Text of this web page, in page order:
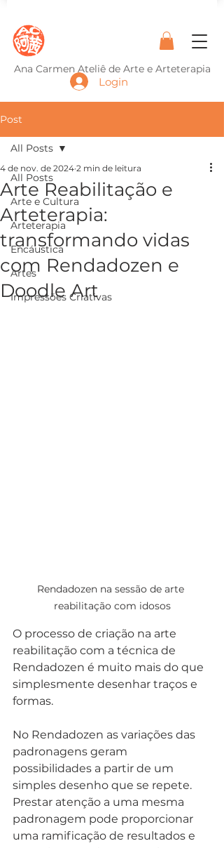
Ana Carmen Ateliê de Arte e Arteterapia
Login
Post
All Posts
Arte e Cultura
Arteterapia
Encáustica
Artes
Impressões Criativas
All Posts
Arte Reabilitação e
Arteterapia:
transformando vidas
com Rendadozen e
Doodle Art
4 de nov. de 2024 2 min de leitura
Rendadozen na sessão de arte
reabilitação com idosos
O processo de criação na arte
reabilitação com a técnica de
Rendadozen é muito mais do que
simplesmente desenhar traços e
formas.
No Rendadozen as variações das
padronagens geram
possibilidades a partir de um
simples desenho que se repete.
Prestar atenção a uma mesma
padronagem pode proporcionar
uma ramificação de resultados e